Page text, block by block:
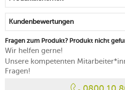
Kundenbewertungen
Fragen zum Produkt? Produkt nicht
Wir helfen gerne!
Unsere kompetenten
Fragen!